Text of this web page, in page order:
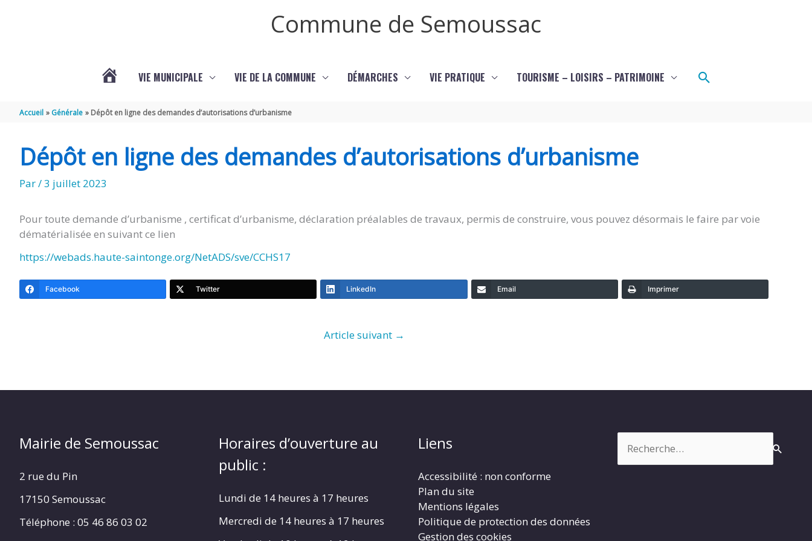
Commune de Semoussac
VIE MUNICIPALE VIE DE LA COMMUNE DÉMARCHES VIE PRATIQUE TOURISME – LOISIRS – PATRIMOINE Rechercher
Accueil Générale Dépôt en ligne des demandes d’autorisations d’urbanisme
Dépôt en ligne des demandes d’autorisations d’urbanisme
Par/3 juillet 2023
Pour toute demande d’urbanisme , certificat d’urbanisme, déclaration préalables de travaux, permis de construire, vous pouvez désormais le faire par voie
dématérialisée en suivant ce lien
https://webads.haute-saintonge.org/NetADS/sve/CCHS17
Facebook Twitter LinkedIn Email Imprimer
Article suivant →
Mairie de Semoussac
2 rue du Pin
17150 Semoussac
Téléphone : 05 46 86 03 02
Horaires d’ouverture au
public :
Lundi de 14 heures à 17 heures
Mercredi de 14 heures à 17 heures
Liens
Accessibilité : non conforme
Plan du site
Mentions légales
Politique de protection des données
Gestion des cookies